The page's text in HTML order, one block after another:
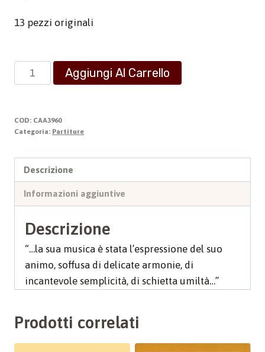
13 pezzi originali
Composizioni
per
quantità
Aggiungi Al Carrello
COD: CAA3960
Categoria: Partiture
Descrizione
Informazioni aggiuntive
Descrizione
“…la sua musica è stata l’espressione del suo
animo, soffusa di delicate armonie, di
incantevole semplicità, di schietta umiltà…”
Prodotti correlati